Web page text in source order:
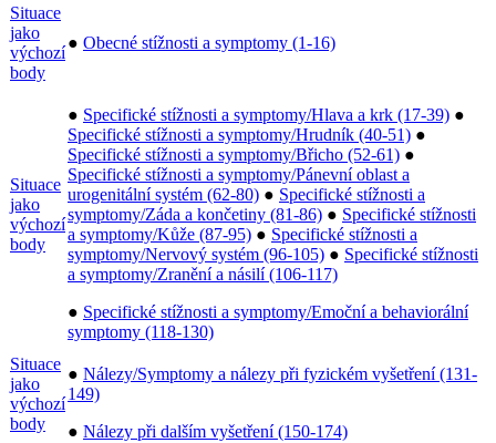
Situace
jako
výchozí
body
● Obecné stížnosti a symptomy (1-16)
Situace
jako
výchozí
body
● Specifické stížnosti a symptomy/Hlava a krk (17-39) ●
Specifické stížnosti a symptomy/Hrudník (40-51) ●
Specifické stížnosti a symptomy/Břicho (52-61) ●
Specifické stížnosti a symptomy/Pánevní oblast a
urogenitální systém (62-80) ● Specifické stížnosti a
symptomy/Záda a končetiny (81-86) ● Specifické stížnosti
a symptomy/Kůže (87-95) ● Specifické stížnosti a
symptomy/Nervový systém (96-105) ● Specifické stížnosti
a symptomy/Zranění a násilí (106-117)
● Specifické stížnosti a symptomy/Emoční a behaviorální
symptomy (118-130)
Situace
jako
výchozí
body
● Nálezy/Symptomy a nálezy při fyzickém vyšetření (131-
149)
● Nálezy při dalším vyšetření (150-174)